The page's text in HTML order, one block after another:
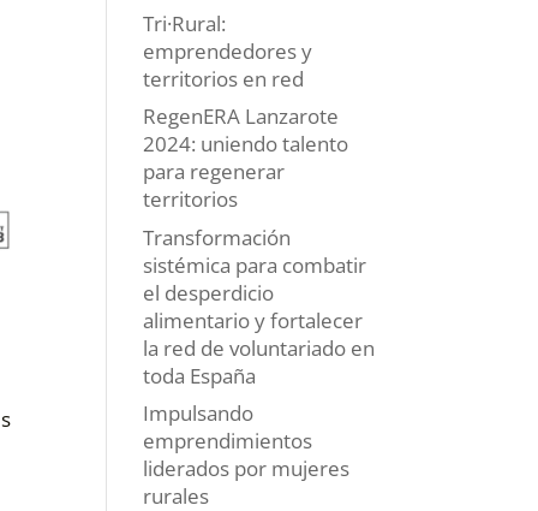
Tri·Rural:
emprendedores y
territorios en red
RegenERA Lanzarote
2024: uniendo talento
para regenerar
territorios
Transformación
sistémica para combatir
el desperdicio
alimentario y fortalecer
la red de voluntariado en
toda España
Impulsando
emprendimientos
liderados por mujeres
rurales